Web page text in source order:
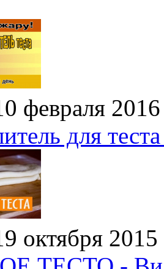
февраля 2016
для
октября 2015